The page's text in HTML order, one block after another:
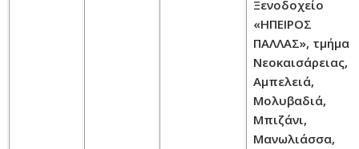
Ξενοδοχείο
«ΗΠΕΙΡΟΣ
ΠΑΛΛΑΣ», τμήμα
Νεοκαισάρειας,
Αμπελειά,
Μολυβαδιά,
Μπιζάνι,
Μανωλιάσσα,